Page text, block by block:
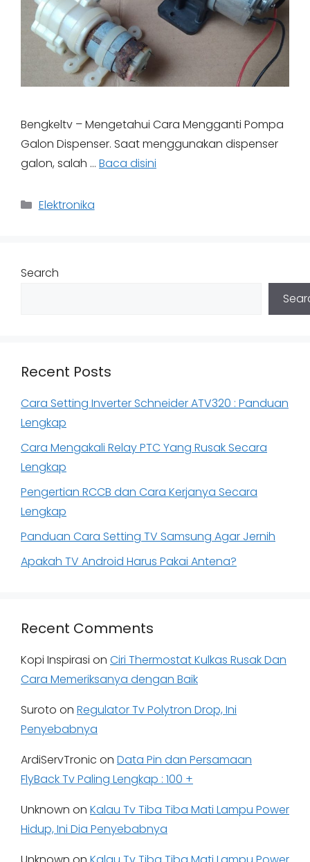
Bengkeltv – Mengetahui Cara Mengganti Pompa
Galon Dispenser. Saat menggunakan dispenser
galon, salah … Baca disini
Categories
Elektronika
Search
Recent Posts
Cara Setting Inverter Schneider ATV320 : Panduan
Lengkap
Cara Mengakali Relay PTC Yang Rusak Secara
Lengkap
Pengertian RCCB dan Cara Kerjanya Secara
Lengkap
Panduan Cara Setting TV Samsung Agar Jernih
Apakah TV Android Harus Pakai Antena?
Recent Comments
Kopi Inspirasi on Ciri Thermostat Kulkas Rusak Dan
Cara Memeriksanya dengan Baik
Suroto on Regulator Tv Polytron Drop, Ini
Penyebabnya
ArdiServTronic on Data Pin dan Persamaan
FlyBack Tv Paling Lengkap : 100 +
Unknown on Kalau Tv Tiba Tiba Mati Lampu Power
Hidup, Ini Dia Penyebabnya